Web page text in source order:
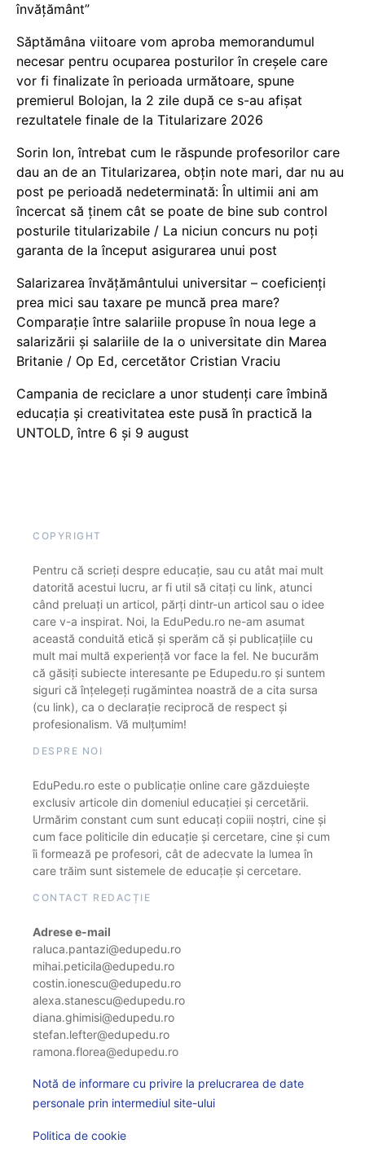
învățământ”
Săptămâna viitoare vom aproba memorandumul
necesar pentru ocuparea posturilor în creșele care
vor fi finalizate în perioada următoare, spune
premierul Bolojan, la 2 zile după ce s-au afișat
rezultatele finale de la Titularizare 2026
Sorin Ion, întrebat cum le răspunde profesorilor care
dau an de an Titularizarea, obțin note mari, dar nu au
post pe perioadă nedeterminată: În ultimii ani am
încercat să ținem cât se poate de bine sub control
posturile titularizabile / La niciun concurs nu poți
garanta de la început asigurarea unui post
Salarizarea învățământului universitar – coeficienți
prea mici sau taxare pe muncă prea mare?
Comparație între salariile propuse în noua lege a
salarizării și salariile de la o universitate din Marea
Britanie / Op Ed, cercetător Cristian Vraciu
Campania de reciclare a unor studenți care îmbină
educația și creativitatea este pusă în practică la
UNTOLD, între 6 și 9 august
COPYRIGHT
Pentru că scrieți despre educație, sau cu atât mai mult
datorită acestui lucru, ar fi util să citați cu link, atunci
când preluați un articol, părți dintr-un articol sau o idee
care v-a inspirat. Noi, la EduPedu.ro ne-am asumat
această conduită etică și sperăm că și publicațiile cu
mult mai multă experiență vor face la fel. Ne bucurăm
că găsiți subiecte interesante pe Edupedu.ro și suntem
siguri că înțelegeți rugămintea noastră de a cita sursa
(cu link), ca o declarație reciprocă de respect și
profesionalism. Vă mulțumim!
DESPRE NOI
EduPedu.ro este o publicație online care găzduiește
exclusiv articole din domeniul educației și cercetării.
Urmărim constant cum sunt educați copiii noștri, cine și
cum face politicile din educație și cercetare, cine și cum
îi formează pe profesori, cât de adecvate la lumea în
care trăim sunt sistemele de educație și cercetare.
CONTACT REDACȚIE
Adrese e-mail
raluca.pantazi@edupedu.ro
mihai.peticila@edupedu.ro
costin.ionescu@edupedu.ro
alexa.stanescu@edupedu.ro
diana.ghimisi@edupedu.ro
stefan.lefter@edupedu.ro
ramona.florea@edupedu.ro
Notă de informare cu privire la prelucrarea de date
personale prin intermediul site-ului
Politica de cookie